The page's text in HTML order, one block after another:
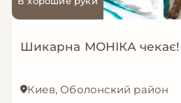
Шикарна МОНІКА чекає!
Киев, Оболонский район